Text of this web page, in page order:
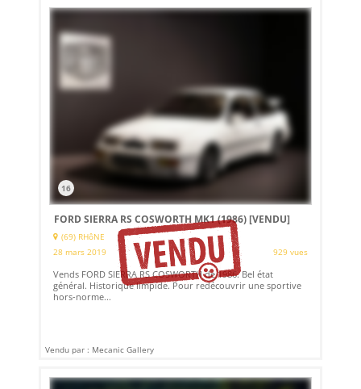
16
FORD SIERRA RS COSWORTH MK1 (1986)[VENDU]
(69) RHôNE
28 mars 2019
929 vues
Vends FORD SIERRA RS COSWORTH de 1986. Bel état
général. Historique limpide. Pour redécouvrir une sportive
hors-norme...
Vendu par : Mecanic Gallery